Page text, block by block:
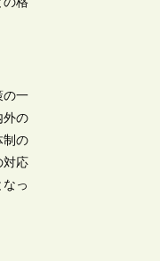
の一
外の
制の
対応
っ